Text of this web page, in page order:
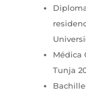
Médica
Tunja